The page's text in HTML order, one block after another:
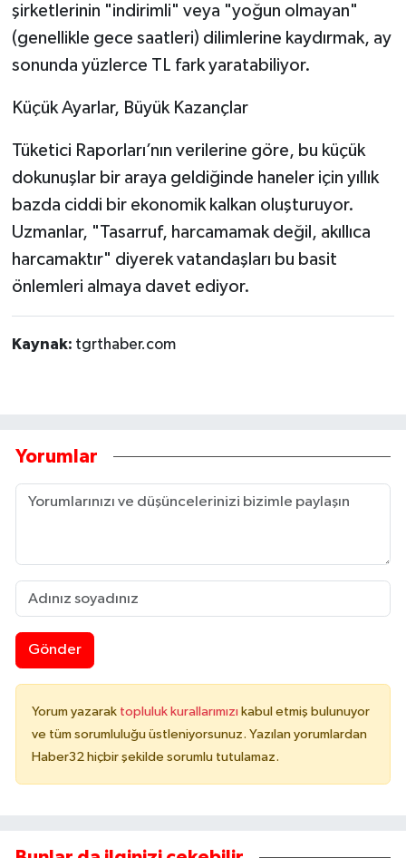
şirketlerinin "indirimli" veya "yoğun olmayan"
(genellikle gece saatleri) dilimlerine kaydırmak, ay
sonunda yüzlerce TL fark yaratabiliyor.
Küçük Ayarlar, Büyük Kazançlar
Tüketici Raporları’nın verilerine göre, bu küçük
dokunuşlar bir araya geldiğinde haneler için yıllık
bazda ciddi bir ekonomik kalkan oluşturuyor.
Uzmanlar, "Tasarruf, harcamamak değil, akıllıca
harcamaktır" diyerek vatandaşları bu basit
önlemleri almaya davet ediyor.
Kaynak: tgrthaber.com
Yorumlar
Gönder
Yorum yazarak topluluk kurallarımızı kabul etmiş bulunuyor
ve tüm sorumluluğu üstleniyorsunuz. Yazılan yorumlardan
Haber32 hiçbir şekilde sorumlu tutulamaz.